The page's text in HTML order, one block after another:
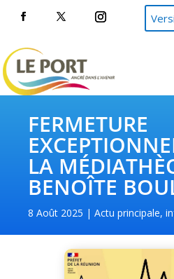
FERMETURE
LA
BENOÎTE
8 Août 2025 Actu principale,